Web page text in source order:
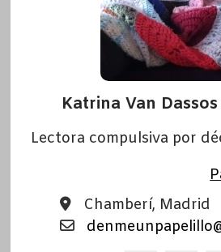
Katrina Van
Lectora compulsiva por
Chamberí, Madrid